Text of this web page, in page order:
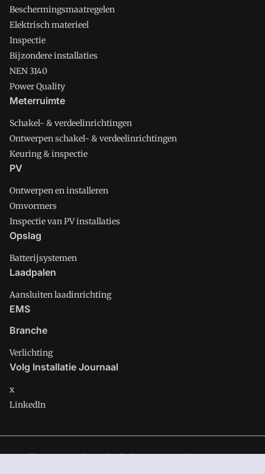
Beschermingsmaatregelen
Elektrisch materieel
Inspectie
Bijzondere installaties
NEN 3140
Power Quality
Meterruimte
Schakel- & verdeelinrichtingen
Ontwerpen schakel- & verdeelinrichtingen
Keuring & inspectie
PV
Ontwerpen en installeren
Omvormers
Inspectie van PV installaties
Opslag
Batterijsystemen
Laadpalen
Aansluiten laadinrichting
EMS
Branche
Verlichting
Volg Installatie Journaal
x
LinkedIn
Installatie Journaal is onderdeel van VMN media. Lees inons